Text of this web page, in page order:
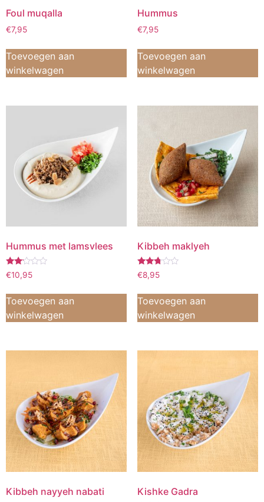
Foul muqalla
€7,95
Toevoegen aan
winkelwagen
Hummus
€7,95
Toevoegen aan
winkelwagen
Hummus met lamsvlees
Waardering
2.00
€10,95
Toevoegen aan
winkelwagen
Kibbeh maklyeh
Waardering
2.67
€8,95
Toevoegen aan
winkelwagen
Kibbeh nayyeh nabati Kishke Gadra